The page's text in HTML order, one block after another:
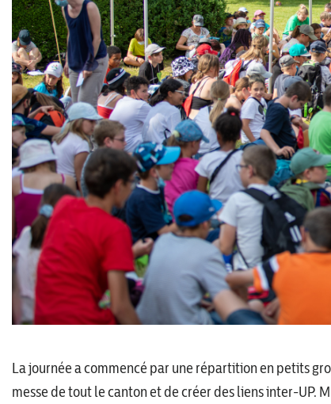
La journée a commencé par une répartition en petits
messe de tout le canton et de créer des liens inter-UP.